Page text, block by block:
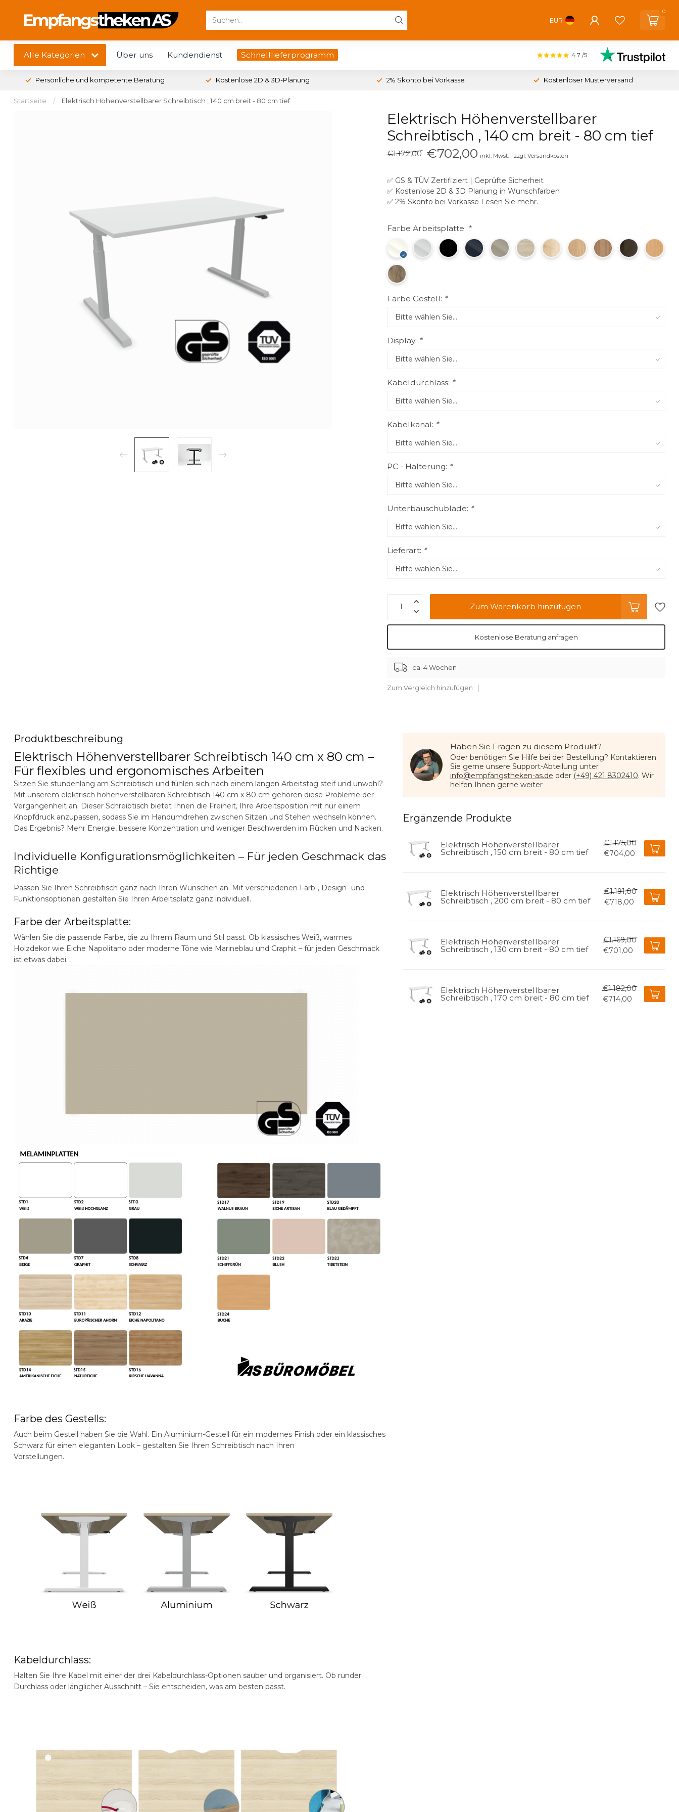
EUR
0
Alle Kategorien Über uns Kundendienst Schnelllieferprogramm 4.7 /5
Persönliche und kompetente Beratung Kostenlose 2D & 3D-Planung 2% Skonto bei Vorkasse Kostenloser Musterversand
Startseite / Elektrisch Höhenverstellbarer Schreibtisch , 140 cm breit - 80 cm tief
Elektrisch Höhenverstellbarer
Schreibtisch , 140 cm breit - 80 cm tief
€1.172,00 €702,00 inkl. Mwst. - zzgl. Versandkosten
✅ GS & TÜV Zertifiziert | Geprüfte Sicherheit
✅ Kostenlose 2D & 3D Planung in Wunschfarben
✅ 2% Skonto bei Vorkasse Lesen Sie mehr.
Farbe Arbeitsplatte: *
Farbe Gestell: *
Display: *
Kabeldurchlass: *
Kabelkanal: *
PC - Halterung: *
Unterbauschublade: *
Lieferart: *
Zum Warenkorb hinzufügen
Kostenlose Beratung anfragen
ca. 4 Wochen
Zum Vergleich hinzufügen
Produktbeschreibung
Elektrisch Höhenverstellbarer Schreibtisch 140 cm x 80 cm –
Für flexibles und ergonomisches Arbeiten
Sitzen Sie stundenlang am Schreibtisch und fühlen sich nach einem langen Arbeitstag steif und unwohl?
Mit unserem elektrisch höhenverstellbaren Schreibtisch 140 cm x 80 cm gehören diese Probleme der
Vergangenheit an. Dieser Schreibtisch bietet Ihnen die Freiheit, Ihre Arbeitsposition mit nur einem
Knopfdruck anzupassen, sodass Sie im Handumdrehen zwischen Sitzen und Stehen wechseln können.
Das Ergebnis? Mehr Energie, bessere Konzentration und weniger Beschwerden im Rücken und Nacken.
Individuelle Konfigurationsmöglichkeiten – Für jeden Geschmack das
Richtige
Passen Sie Ihren Schreibtisch ganz nach Ihren Wünschen an. Mit verschiedenen Farb-, Design- und
Funktionsoptionen gestalten Sie Ihren Arbeitsplatz ganz individuell.
Farbe der Arbeitsplatte:
Wählen Sie die passende Farbe, die zu Ihrem Raum und Stil passt. Ob klassisches Weiß, warmes
Holzdekor wie Eiche Napolitano oder moderne Töne wie Marineblau und Graphit – für jeden Geschmack
ist etwas dabei.
Farbe des Gestells:
Auch beim Gestell haben Sie die Wahl. Ein Aluminium-Gestell für ein modernes Finish oder ein klassisches
Schwarz für einen eleganten Look – gestalten Sie Ihren Schreibtisch nach Ihren
Vorstellungen.
Kabeldurchlass:
Halten Sie Ihre Kabel mit einer der drei Kabeldurchlass-Optionen sauber und organisiert. Ob runder
Durchlass oder länglicher Ausschnitt – Sie entscheiden, was am besten passt.
Haben Sie Fragen zu diesem Produkt?
Oder benötigen Sie Hilfe bei der Bestellung? Kontaktieren
Sie gerne unsere Support-Abteilung unter
info@empfangstheken-as.de oder (+49) 421 8302410. Wir
helfen Ihnen gerne weiter
Ergänzende Produkte
Elektrisch Höhenverstellbarer
Schreibtisch , 150 cm breit - 80 cm tief
€1.175,00
€704,00
Elektrisch Höhenverstellbarer
Schreibtisch , 200 cm breit - 80 cm tief
€1.191,00
€718,00
Elektrisch Höhenverstellbarer
Schreibtisch , 130 cm breit - 80 cm tief
€1.169,00
€701,00
Elektrisch Höhenverstellbarer
Schreibtisch , 170 cm breit - 80 cm tief
€1.182,00
€714,00